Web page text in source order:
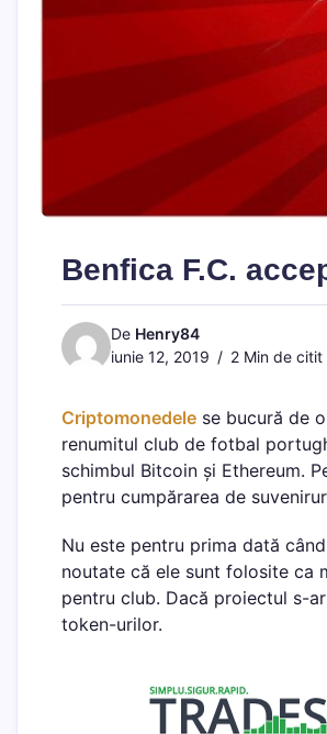
Benfica F.C.
De Henry84
iunie 12, 2019
2 Min de citit
Criptomonedele se bucură de
renumitul club de fotbal
schimbul Bitcoin și Ethereum.
pentru cumpărarea de
Nu este pentru prima dată
noutate că ele sunt folosite ca
pentru club. Dacă proiectul s-
token-urilor.